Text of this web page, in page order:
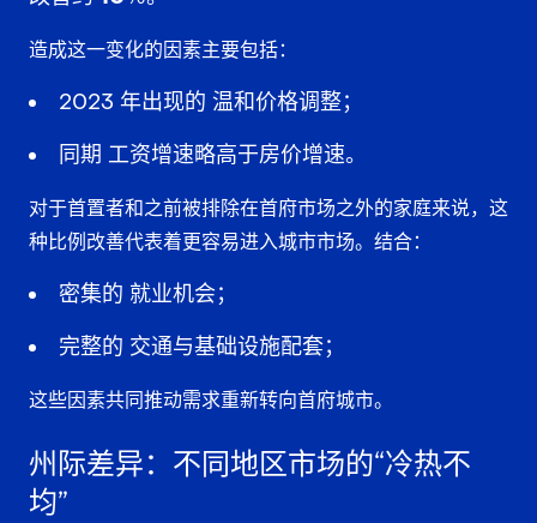
造成这一变化的因素主要包括：
2023 年出现的 温和价格调整；
同期 工资增速略高于房价增速。
对于首置者和之前被排除在首府市场之外的家庭来说，这
种比例改善代表着更容易进入城市市场。结合：
密集的 就业机会；
完整的 交通与基础设施配套；
这些因素共同推动需求重新转向首府城市。
州际差异：不同地区市场的“冷热不
均”